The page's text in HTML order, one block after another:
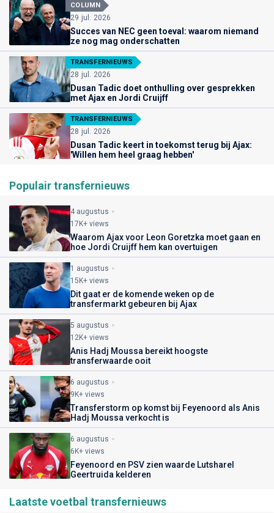
COLUMN
29 jul. 2026
Succes van NEC geen toeval: waarom niemand
ze nog mag onderschatten
TRANSFERNIEUWS
28 jul. 2026
Dusan Tadic doet onthulling over gesprekken
met Ajax en Jordi Cruijff
TRANSFERNIEUWS
28 jul. 2026
Dusan Tadic keert in toekomst terug bij Ajax:
'Willen hem heel graag hebben'
Populair transfernieuws
4 augustus
17K+ views
Waarom Ajax voor Leon Goretzka moet gaan en
hoe Jordi Cruijff hem kan overtuigen
1 augustus
15K+ views
Dit gaat er de komende weken op de
transfermarkt gebeuren bij Ajax
5 augustus
12K+ views
Anis Hadj Moussa bereikt hoogste
transferwaarde ooit
6 augustus
9K+ views
Transferstorm op komst bij Feyenoord als Anis
Hadj Moussa verkocht is
6 augustus
6K+ views
Feyenoord en PSV zien waarde Lutsharel
Geertruida kelderen
Laatste voetbal transfernieuws